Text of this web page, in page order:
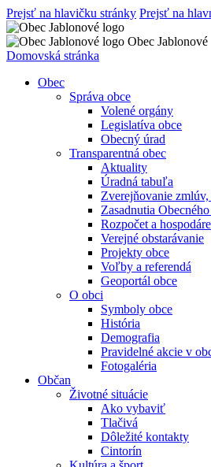
Prejsť na hlavičku stránky Prejsť na
Obec Jablonové
Domovská stránka
Obec
Správa obce
Volené orgány
Legislatíva obce
Obecný úrad
Transparentná obec
Aktuality
Úradná tabuľa
Zverejňovanie
Zasadnutia
Rozpočet a
Verejné obstarávanie
Projekty obce
Voľby a referendá
Geoportál obce
O obci
Symboly obce
História
Demografia
Pravidelné akcie v
Fotogaléria
Občan
Životné situácie
Ako vybaviť
Tlačivá
Dôležité kontakty
Cintorín